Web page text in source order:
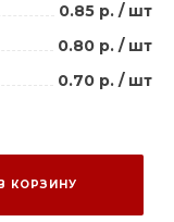
0.85 р. / шт
0.80 р. / шт
0.70 р. / шт
В КОРЗИНУ